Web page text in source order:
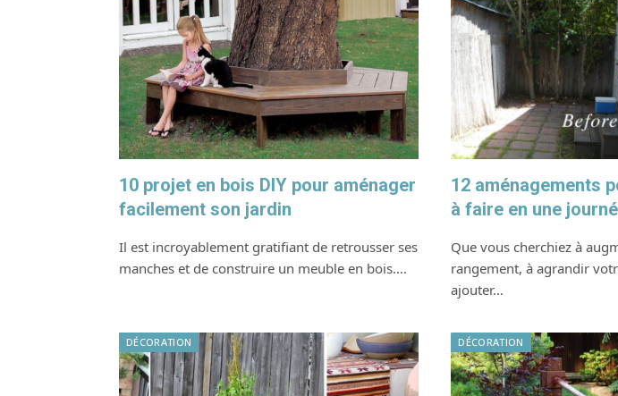
10 projet en bois DIY pour aménager
facilement son jardin
Il est incroyablement gratifiant de retrousser ses
manches et de construire un meuble en bois.…
12 aménagements
à faire en une
Que vous cherchiez à
rangement, à agrandir
ajouter…
DÉCORATION DÉCORATION